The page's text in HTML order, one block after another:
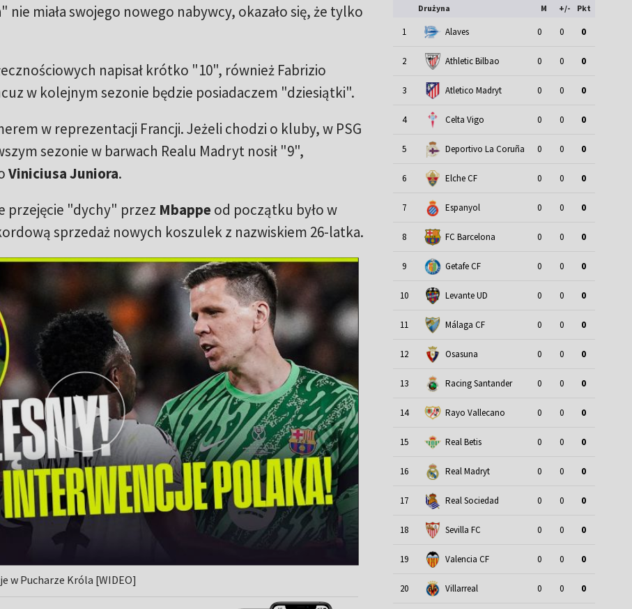
nie miała swojego nowego nabywcy, okazało się, że tylko
napisał krótko "10", również Fabrizio
w kolejnym sezonie będzie posiadaczem "dziesiątki".
w reprezentacji Francji. Jeżeli chodzi o kluby, w PSG
sezonie w barwach Realu Madryt nosił "9",
Viniciusa Juniora.
przejęcie "dychy" przez Mbappeod początku było w
sprzedaż nowych koszulek z nazwiskiem 26-latka.
w Pucharze Króla [WIDEO]
Drużyna M +/- Pkt
1 Alaves 0 0 0
2 Athletic Bilbao 0 0 0
3 Atletico Madryt 0 0 0
4 Celta Vigo 0 0 0
5 Deportivo La Coruña 0 0 0
6 Elche CF 0 0 0
7 Espanyol 0 0 0
8 FC Barcelona 0 0 0
9 Getafe CF 0 0 0
10 Levante UD 0 0 0
11 Málaga CF 0 0 0
12 Osasuna 0 0 0
13 Racing Santander 0 0 0
14 Rayo Vallecano 0 0 0
15 Real Betis 0 0 0
16 Real Madryt 0 0 0
17 Real Sociedad 0 0 0
18 Sevilla FC 0 0 0
19 Valencia CF 0 0 0
20 Villarreal 0 0 0